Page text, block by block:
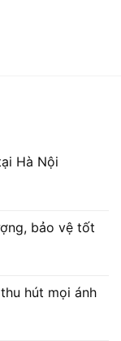
Hà Nội
bảo vệ tốt
hút mọi ánh